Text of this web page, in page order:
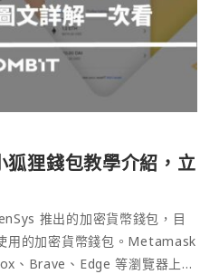
狸錢包教學介紹，立
推出的加密貨幣錢包，目
用的加密貨幣錢包。Metamask
、Brave、Edge 等瀏覽器上作